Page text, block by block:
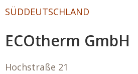
SÜDDEUTSCHLAND
ECOtherm GmbH
Hochstraße 21